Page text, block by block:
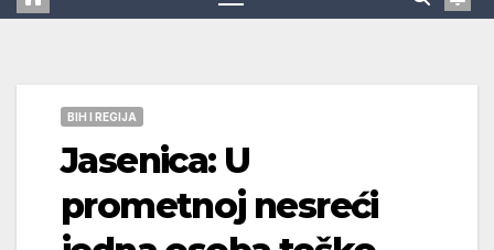
BIH I REGIJA
Jasenica: U
prometnoj nesreći